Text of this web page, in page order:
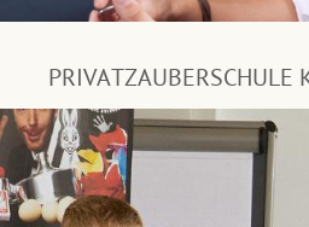
PRIVATZAUBERSCHULE